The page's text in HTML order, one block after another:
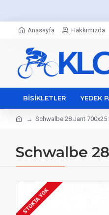
Anasayfa Hakkımızda
BISIKLETLER YEDEK
Schwalbe 28 Jant 700x25
Schwalbe
STOKTA YOK